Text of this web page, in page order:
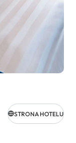
STRONA HOTELU